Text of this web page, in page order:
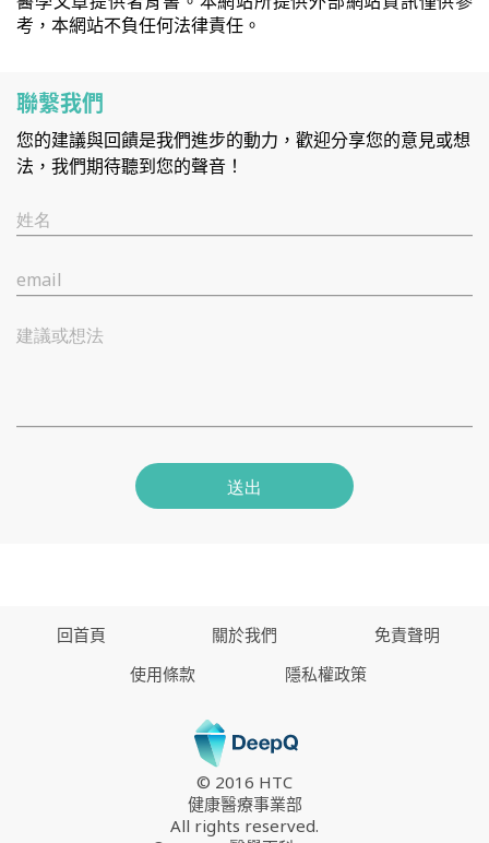
考，本網站不負任何法律責任。
聯繫我們
您的建議與回饋是我們進步的動力，歡迎分享您的意見或想
法，我們期待聽到您的聲音！
姓名
email
建議或想法
送出
回首頁 關於我們
免責聲明
使用條款
隱私權政策
© 2016 HTC
健康醫療事業部
All rights reserved.